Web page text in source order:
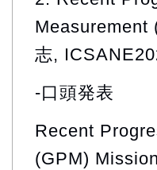
Measurement
志,
-口頭発表
Recent
(GPM)